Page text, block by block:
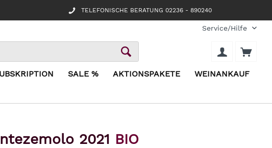
TELEFONISCHE BERATUNG 02236 - 890240
Service/Hilfe
SALE % AKTIONSPAKETE WEINANKAUF
2021 BIO